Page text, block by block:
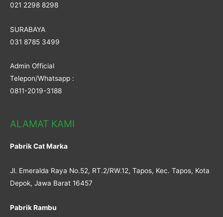
021 2298 8298
SURABAYA
031 8785 3499
Admin Official
Telepon/Whatsapp :
0811-2019-3188
ALAMAT KAMI
Pabrik Cat Marka
Jl. Emeralda Raya No.52, RT.2/RW.12, Tapos, Kec. Tapos, Kota
Depok, Jawa Barat 16457
Pabrik Rambu